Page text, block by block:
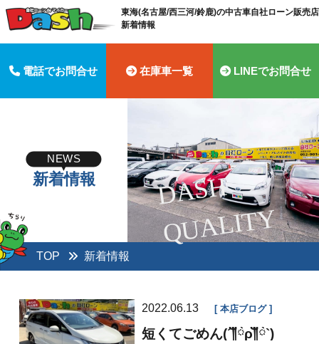
東海(名古屋/西三河/鈴鹿)の中古車自社ローン販売
新着情報
電話でお問合せ 在庫車一覧 LINEでお問合せ
D
A
S
H
Q
U
A
LI
T
Y
NEWS
新着情報
TOP 新着情報
2022.06.13 本店ブログ
短くてごめん(´༎ຶོρ༎ຶོ`)